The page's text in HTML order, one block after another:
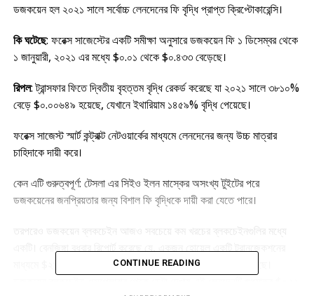
ডজকয়েন হল ২০২১ সালে সর্বোচ্চ লেনদেনের ফি বৃদ্ধি প্রাপ্ত ক্রিপ্টোকারেন্সি।
কি ঘটেছে: ফরেক্স সাজেস্টের একটি সমীক্ষা অনুসারে ডজকয়েন ফি ১ ডিসেম্বর থেকে
১ জানুয়ারী, ২০২১ এর মধ্যে $০.০১ থেকে $০.৪৩৩ বেড়েছে।
রিপল: ট্রান্সফার ফিতে দ্বিতীয় বৃহত্তম বৃদ্ধি রেকর্ড করেছে যা ২০২১ সালে ৩৮১০%
বেড়ে $০.০০৬৪৯ হয়েছে, যেখানে ইথারিয়াম ১৪৫৯% বৃদ্ধি পেয়েছে।
ফরেক্স সাজেস্ট স্মার্ট কন্ট্রাক্ট নেটওয়ার্কের মাধ্যমে লেনদেনের জন্য উচ্চ মাত্রার
চাহিদাকে দায়ী করে।
কেন এটি গুরুত্বপূর্ণ: টেসলা এর সিইও ইলন মাস্কের অসংখ্য টুইটের পরে
ডজকয়েনের জনপ্রিয়তার জন্য বিশাল ফি বৃদ্ধিকে দায়ী করা যেতে পারে।
তরপরেও ডজকয়েন ব্লকচেইন আজও সবচেয়ে কম খরচের ব্লকচেইনগুলির মধ্যে
একটি। বেনজিঙ্গা বুধবার রিপোর্ট করেছে যে, একজন হোয়েল একটি ট্রানজেকশনের
মাধ্যমে $২৯.৬ মিলিয়ন মূল্যের ২৬৩ মিলিয়ন ডজকয়েন স্থানান্তর করেছে।
CONTINUE READING